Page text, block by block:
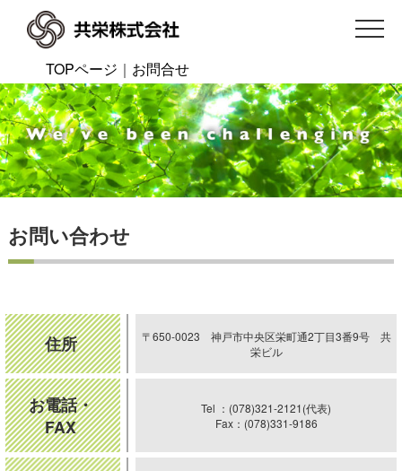
TOPページ ｜ お問合せ
お問い合わせ
住所
〒650-0023 神戸市中央区栄町通2丁目3番9号 共
栄ビル
お電話・
FAX
Tel ：(078)321-2121(代表)
Fax：(078)331-9186